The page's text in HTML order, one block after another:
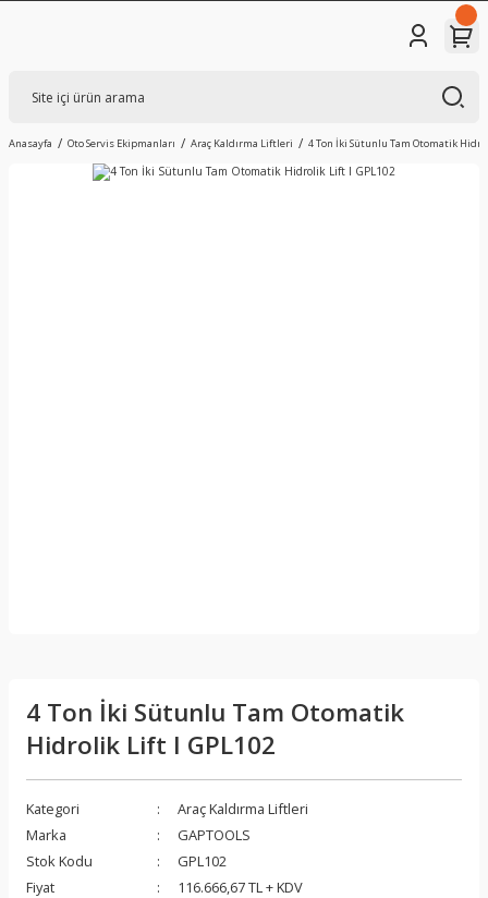
Anasayfa Oto Servis Ekipmanları Araç Kaldırma Liftleri 4 Ton İki Sütunlu Tam Otomatik
4 Ton İki Sütunlu Tam Otomatik
Hidrolik Lift I GPL102
Kategori
Araç Kaldırma Liftleri
Marka
GAPTOOLS
Stok Kodu
GPL102
Fiyat
116.666,67 TL + KDV